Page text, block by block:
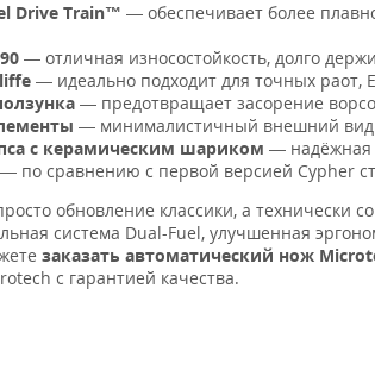
Drive Train™ — обеспечивает более
— отличная износостойкость, долго
— идеально подходит для точных раот,
— предотвращает засорение
— минималистичный внешний вид
с керамическим шариком — надёжная
— по сравнению с первой версией Cypher
обновление классики, а
система Dual-Fuel, улучшенная
заказать автоматический нож
с гарантией качества.